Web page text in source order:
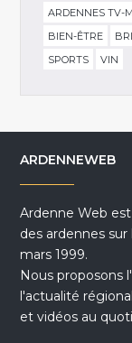
ARDENNES TV-
BIEN-ÊTRE
SPORTS
VIN
ARDENNEWEB
Ardenne Web
des ardennes
mars 1999.
Nous proposons
l'actualité
et vidéos au